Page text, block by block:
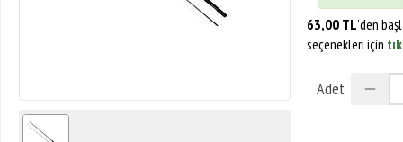
63,00 TL'den
seçenekleri için
Adet